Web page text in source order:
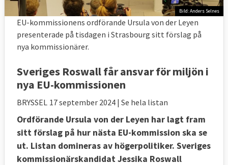
Bild: Anders Selnes
EU-kommissionens ordförande Ursula von der Leyen
presenterade på tisdagen i Strasbourg sitt förslag på
nya kommissionärer.
Sveriges Roswall får ansvar för miljön i
nya EU-kommissionen
BRYSSEL 17 september 2024 | Se hela listan
Ordförande Ursula von der Leyen har lagt fram
sitt förslag på hur nästa EU-kommission ska se
ut. Listan domineras av högerpolitiker. Sveriges
kommissionärskandidat Jessika Roswall